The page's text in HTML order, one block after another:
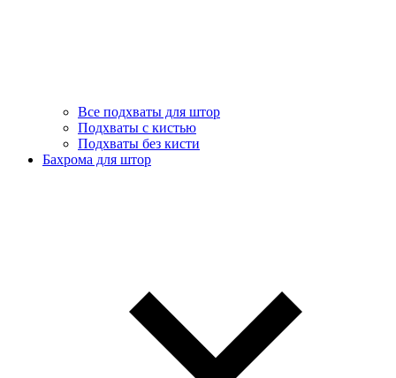
Все подхваты для штор
Подхваты с кистью
Подхваты без кисти
Бахрома для штор